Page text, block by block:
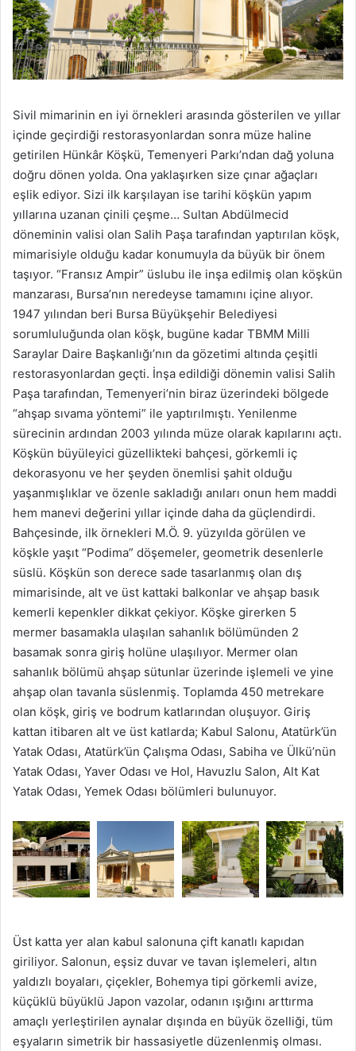
Sivil mimarinin en iyi örnekleri arasında gösterilen ve yıllar
içinde geçirdiği restorasyonlardan sonra müze haline
getirilen Hünkâr Köşkü, Temenyeri Parkı’ndan dağ yoluna
doğru dönen yolda. Ona yaklaşırken size çınar ağaçları
eşlik ediyor. Sizi ilk karşılayan ise tarihi köşkün yapım
yıllarına uzanan çinili çeşme… Sultan Abdülmecid
döneminin valisi olan Salih Paşa tarafından yaptırılan köşk,
mimarisiyle olduğu kadar konumuyla da büyük bir önem
taşıyor. “Fransız Ampir” üslubu ile inşa edilmiş olan köşkün
manzarası, Bursa’nın neredeyse tamamını içine alıyor.
1947 yılından beri Bursa Büyükşehir Belediyesi
sorumluluğunda olan köşk, bugüne kadar TBMM Milli
Saraylar Daire Başkanlığı’nın da gözetimi altında çeşitli
restorasyonlardan geçti. İnşa edildiği dönemin valisi Salih
Paşa tarafından, Temenyeri’nin biraz üzerindeki bölgede
“ahşap sıvama yöntemi” ile yaptırılmıştı. Yenilenme
sürecinin ardından 2003 yılında müze olarak kapılarını açtı.
Köşkün büyüleyici güzellikteki bahçesi, görkemli iç
dekorasyonu ve her şeyden önemlisi şahit olduğu
yaşanmışlıklar ve özenle sakladığı anıları onun hem maddi
hem manevi değerini yıllar içinde daha da güçlendirdi.
Bahçesinde, ilk örnekleri M.Ö. 9. yüzyılda görülen ve
köşkle yaşıt “Podima” döşemeler, geometrik desenlerle
süslü. Köşkün son derece sade tasarlanmış olan dış
mimarisinde, alt ve üst kattaki balkonlar ve ahşap basık
kemerli kepenkler dikkat çekiyor. Köşke girerken 5
mermer basamakla ulaşılan sahanlık bölümünden 2
basamak sonra giriş holüne ulaşılıyor. Mermer olan
sahanlık bölümü ahşap sütunlar üzerinde işlemeli ve yine
ahşap olan tavanla süslenmiş. Toplamda 450 metrekare
olan köşk, giriş ve bodrum katlarından oluşuyor. Giriş
kattan itibaren alt ve üst katlarda; Kabul Salonu, Atatürk’ün
Yatak Odası, Atatürk’ün Çalışma Odası, Sabiha ve Ülkü’nün
Yatak Odası, Yaver Odası ve Hol, Havuzlu Salon, Alt Kat
Yatak Odası, Yemek Odası bölümleri bulunuyor.
Üst katta yer alan kabul salonuna çift kanatlı kapıdan
giriliyor. Salonun, eşsiz duvar ve tavan işlemeleri, altın
yaldızlı boyaları, çiçekler, Bohemya tipi görkemli avize,
küçüklü büyüklü Japon vazolar, odanın ışığını arttırma
amaçlı yerleştirilen aynalar dışında en büyük özelliği, tüm
eşyaların simetrik bir hassasiyetle düzenlenmiş olması.